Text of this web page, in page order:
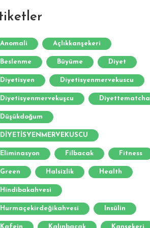
Anomali Açlıkkanşekeri
Beslenme Büyüme Diyet
Diyetisyen Diyetisyenmervekuscu
Diyetisyenmervekuşcu Diyettematcha
Düşükdoğum
DİYETİSYENMERVEKUSCU
Eliminasyon Filbacak Fitness
Green Halsizlik Health
Hindibakahvesi
Hurmaçekirdeğikahvesi Insülin